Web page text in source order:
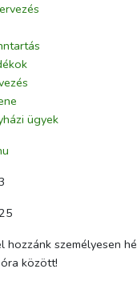
ügyek
hozzánk személyesen
között!